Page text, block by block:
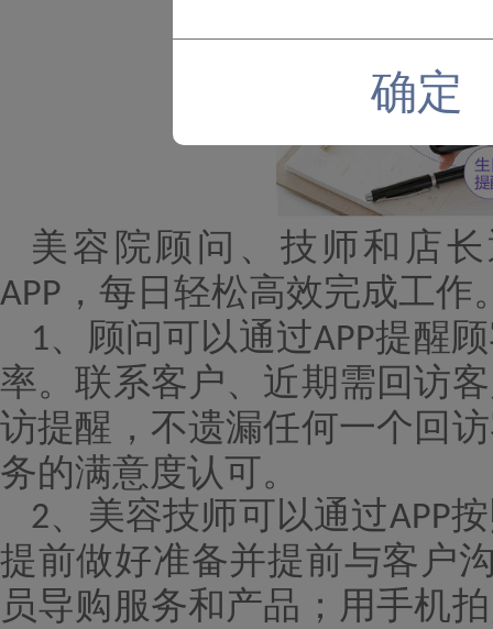
美容院顾问、技师和店
APP ，每日轻松高效完成工作
1、 顾问可以通过APP提醒
率。联系客户、近期需回访
访提醒，不遗漏任何一个回
务的满意度认可。
2、 美容技师可以通过APP
提前做好准备并提前与客户
员导购服务和产品；用手机
确定